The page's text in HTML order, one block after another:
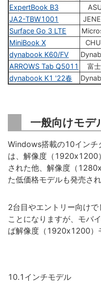
ExpertBook B3
JA2-TBW1001
Surface Go 3 LTE
MiniBook X
dynabook K60/FV
ARROWS Tab Q5011
富
dynabook K1 '22春
一般向けモデ
Windows搭載の10インチ
は、解像度（1920x1200
された他、解像度（
た低価格モデルも発売され
2台目やエントリー向け
ことになりますが、モバ
ば解像度（1920x1200）
10.1インチモデル